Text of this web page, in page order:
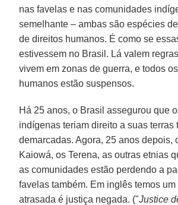
nas favelas e nas comunidades
semelhante – ambas são espécies
de direitos humanos. É como se
estivessem no Brasil. Lá valem
vivem em zonas de guerra, e todos
humanos estão suspensos.
Há 25 anos, o Brasil assegurou que
indígenas teriam direito a suas terras
demarcadas. Agora, 25 anos depois,
Kaiowá, os Terena, as outras etnias
as comunidades estão perdendo a
favelas também. Em inglês temos
atrasada é justiça negada. ("Justice